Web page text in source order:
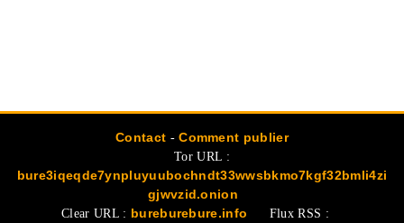
Contact -Comment publier
Tor URL :
bure3iqeqde7ynpluyuubochndt33wwsbkmo7kgf32bmli4zi
gjwvzid.onion
Clear URL : bureburebure.info Flux RSS :